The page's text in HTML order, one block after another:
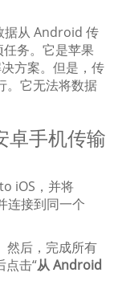
据从 Android 传
务。它是苹果
方案。但是，传
。它无法将数据
卓手机传输
iOS，并将
连接到同一个
然后，完成所有
点击“从 Android